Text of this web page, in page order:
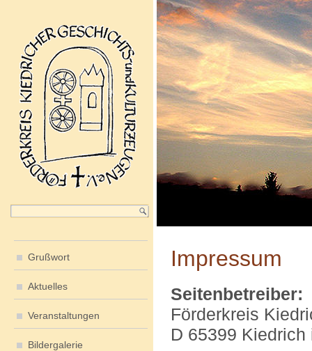
Grußwort
Aktuelles
Veranstaltungen
Bildergalerie
Impressum
Seitenbetreiber:
Förderkreis
D 65399